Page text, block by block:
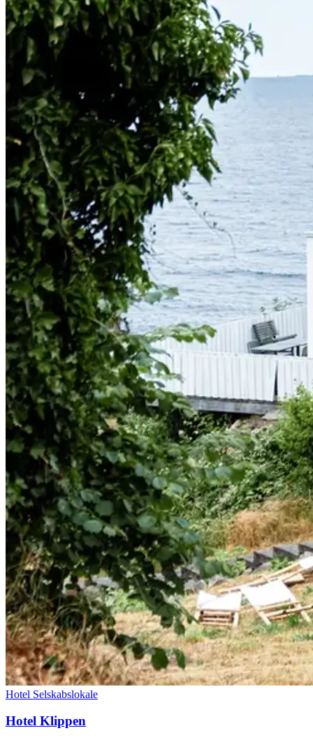
Hotel Selskabslokale
Hotel Klippen